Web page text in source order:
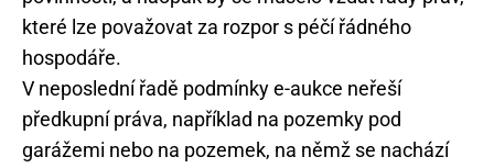
které lze považovat za rozpor s péčí řádného
hospodáře.
V neposlední řadě podmínky e-aukce neřeší
předkupní práva, například na pozemky pod
garážemi nebo na pozemek, na němž se nachází